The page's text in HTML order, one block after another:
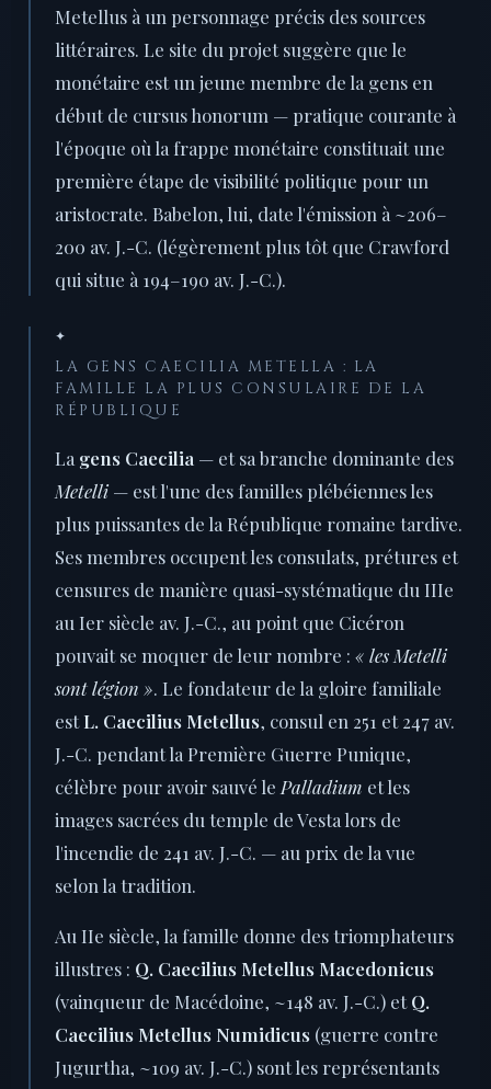
Metellus à un personnage précis des sources
littéraires. Le site du projet suggère que le
monétaire est un jeune membre de la gens en
début de cursus honorum — pratique courante à
l'époque où la frappe monétaire constituait une
première étape de visibilité politique pour un
aristocrate. Babelon, lui, date l'émission à ~206–
200 av. J.-C. (légèrement plus tôt que Crawford
qui situe à 194–190 av. J.-C.).
✦
LA GENS CAECILIA METELLA : LA
FAMILLE LA PLUS CONSULAIRE DE LA
RÉPUBLIQUE
La gens Caecilia — et sa branche dominante des
Metelli — est l'une des familles plébéiennes les
plus puissantes de la République romaine tardive.
Ses membres occupent les consulats, prétures et
censures de manière quasi-systématique du IIIe
au Ier siècle av. J.-C., au point que Cicéron
pouvait se moquer de leur nombre : « les Metelli
sont légion ». Le fondateur de la gloire familiale
estL. Caecilius Metellus, consul en 251 et 247 av.
J.-C. pendant la Première Guerre Punique,
célèbre pour avoir sauvé le Palladium et les
images sacrées du temple de Vesta lors de
l'incendie de 241 av. J.-C. — au prix de la vue
selon la tradition.
Au IIe siècle, la famille donne des triomphateurs
illustres : Q. Caecilius Metellus Macedonicus
(vainqueur de Macédoine, ~148 av. J.-C.) etQ.
Caecilius Metellus Numidicus (guerre contre
Jugurtha, ~109 av. J.-C.) sont les représentants